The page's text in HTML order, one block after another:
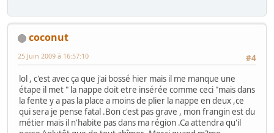
coconut
#4
25 Juin 2009 à 16:57:10
lol , c'est avec ça que j'ai bossé hier mais il me manque une
étape il met " la nappe doit etre insérée comme ceci "mais dans
la fente y a pas la place a moins de plier la nappe en deux ,ce
qui sera je pense fatal .Bon c'est pas grave , mon frangin est du
métier mais il n'habite pas dans ma région .Ca attendra qu'il